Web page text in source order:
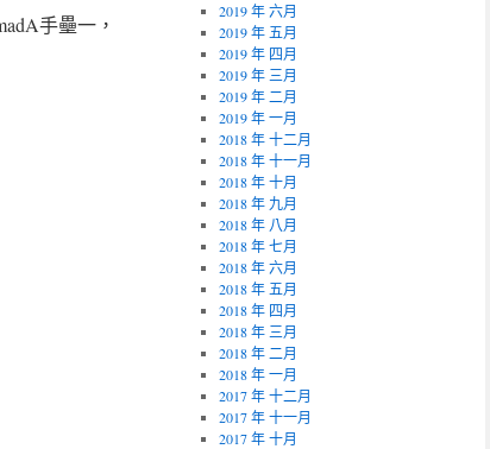
手壘一，
2019 年 六月
2019 年 五月
2019 年 四月
2019 年 三月
2019 年 二月
2019 年 一月
2018 年 十二月
2018 年 十一月
2018 年 十月
2018 年 九月
2018 年 八月
2018 年 七月
2018 年 六月
2018 年 五月
2018 年 四月
2018 年 三月
2018 年 二月
2018 年 一月
2017 年 十二月
2017 年 十一月
2017 年 十月